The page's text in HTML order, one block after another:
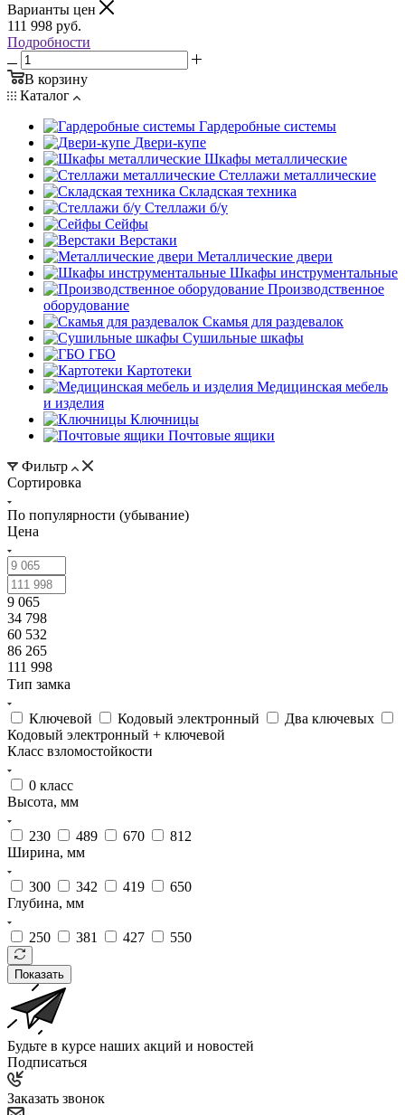
Варианты цен
111 998 руб.
Подробности
В корзину
Каталог
Гардеробные системы
Двери-купе
Шкафы металлические
Стеллажи металлические
Складская техника
Стеллажи б/у
Сейфы
Верстаки
Металлические двери
Шкафы инструментальные
Производственное
оборудование
Скамья для раздевалок
Сушильные шкафы
ГБО
Картотеки
Медицинская мебель
и изделия
Ключницы
Почтовые ящики
Фильтр
Сортировка
По популярности (убывание)
Цена
9 065
34 798
60 532
86 265
111 998
Тип замка
Ключевой Кодовый электронный
Два ключевых
Кодовый электронный + ключевой
Класс взломостойкости
0 класс
Высота, мм
230 489 670
812
Ширина, мм
300 342 419
650
Глубина, мм
250 381 427 550
Показать
Будьте в курсе наших акций и новостей
Подписаться
Заказать звонок